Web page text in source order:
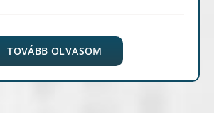
TOVÁBB OLVASOM